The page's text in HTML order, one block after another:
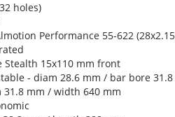
holes)
Performance 55-622
Stealth 15x110 mm front
- diam 28.6 mm / bar bore
31.8 mm / width 640 mm